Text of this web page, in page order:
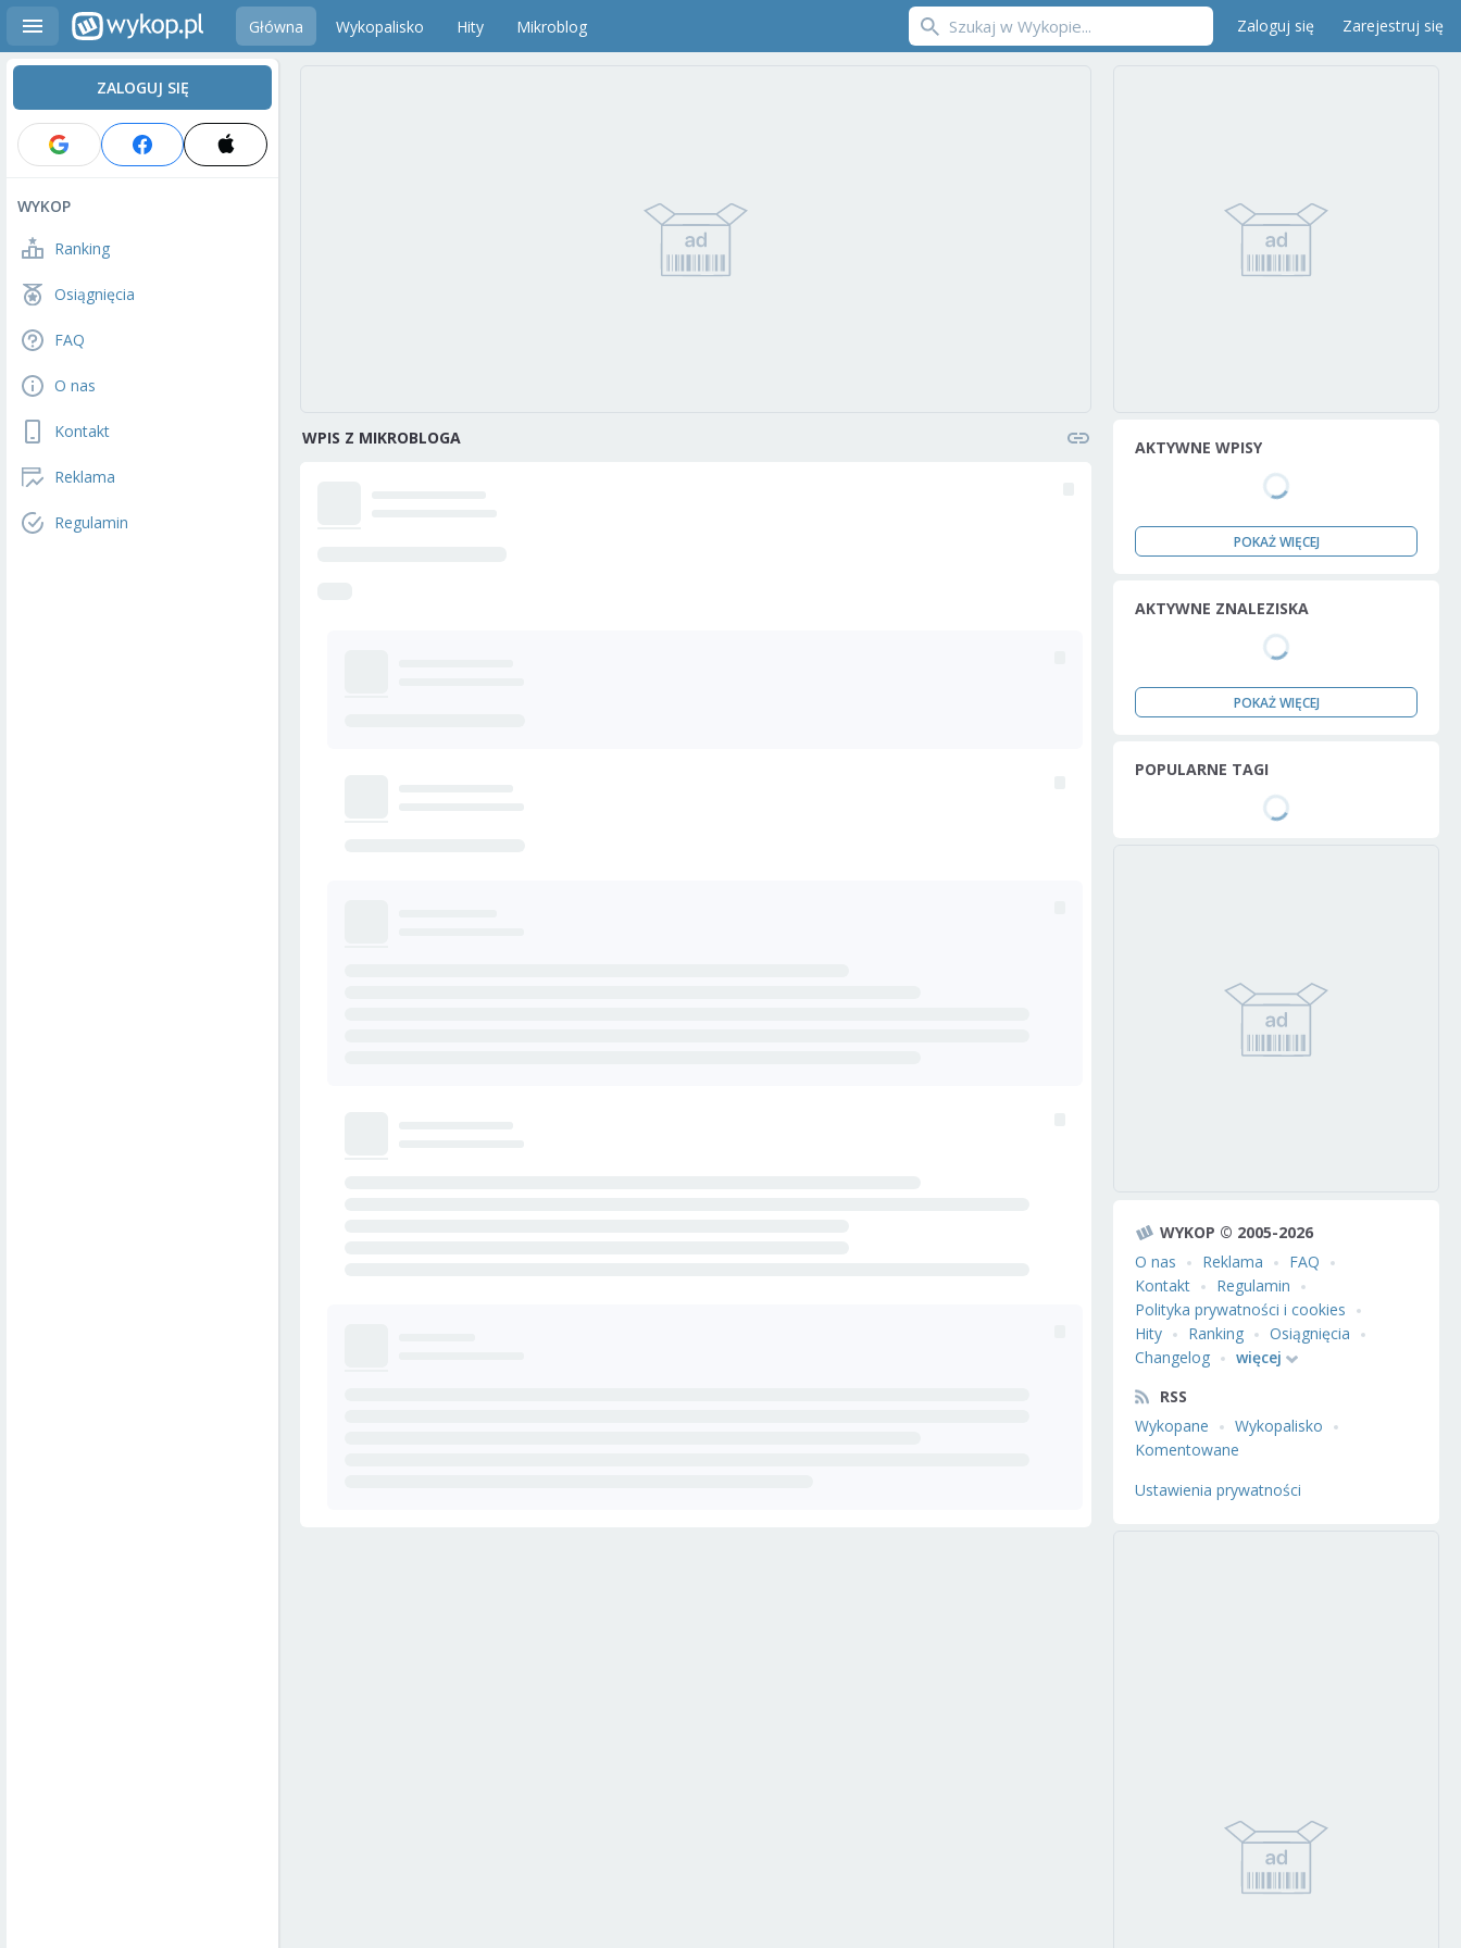
Główna Wykopalisko Hity Mikroblog Zaloguj się Zarejestruj się
ZALOGUJ SIĘ
WYKOP
Ranking
Osiągnięcia
FAQ
O nas
Kontakt
Reklama
Regulamin
WPIS Z MIKROBLOGA AKTYWNE WPISY
POKAŻ WIĘCEJ
AKTYWNE ZNALEZISKA
POKAŻ WIĘCEJ
POPULARNE TAGI
WYKOP © 2005-2026
O nas
Reklama
FAQ
Kontakt
Regulamin
Polityka prywatności i cookies
Hity
Ranking
Osiągnięcia
Changelog
więcej
RSS
Wykopane
Wykopalisko
Komentowane
Ustawienia prywatności